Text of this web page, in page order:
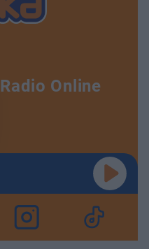
Radio Online